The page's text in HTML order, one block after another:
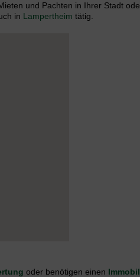
und Pachten in Ihrer Stadt
in Lampertheim tätig.
oder benötigen einen